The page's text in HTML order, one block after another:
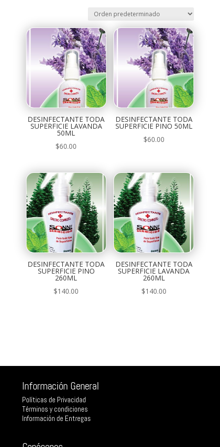
DESINFECTANTE TODA
SUPERFICIE LAVANDA
50ML
$60.00
DESINFECTANTE TODA
SUPERFICIE PINO 50ML
$60.00
DESINFECTANTE TODA
SUPERFICIE PINO
260ML
$140.00
DESINFECTANTE TODA
SUPERFICIE LAVANDA
260ML
$140.00
Información General
Políticas de Privacidad
Términos y condiciones
Información de Entregas